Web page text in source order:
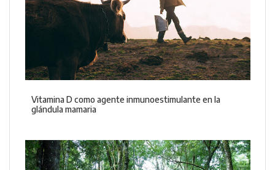
Vitamina D como agente inmunoestimulante en la
glándula mamaria